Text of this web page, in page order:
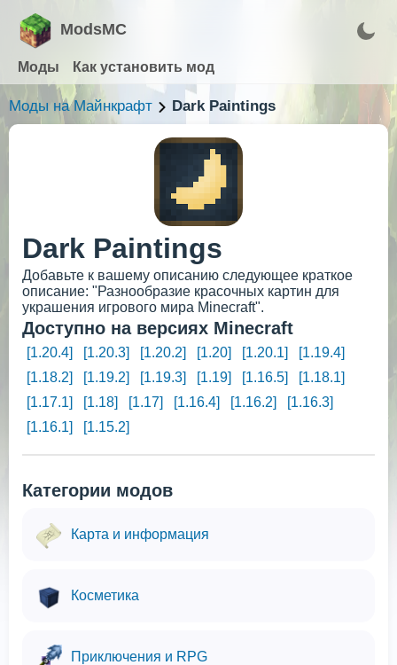
ModsMC
Моды Как установить мод
Моды на Майнкрафт Dark Paintings
Dark Paintings
Добавьте к вашему описанию следующее краткое
описание: "Разнообразие красочных картин для
украшения игрового мира Minecraft".
Доступно на версиях Minecraft
[1.20.4] [1.20.3] [1.20.2] [1.20] [1.20.1]
[1.19.4]
[1.18.2]
[1.19.2] [1.19.3] [1.19] [1.16.5]
[1.18.1]
[1.17.1]
[1.18] [1.17] [1.16.4] [1.16.2]
[1.16.3]
[1.16.1]
[1.15.2]
Категории модов
Карта и информация
Косметика
Приключения и RPG